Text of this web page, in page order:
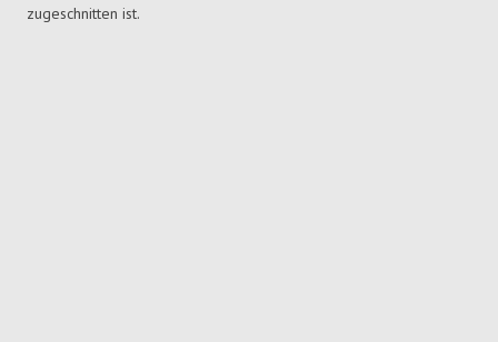
zugeschnitten ist.